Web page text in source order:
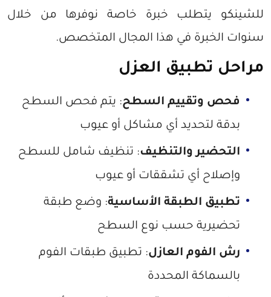
للشينكو يتطلب خبرة خاصة نوفرها من خلال
سنوات الخبرة في هذا المجال المتخصص.
مراحل تطبيق العزل
فحص وتقييم السطح: يتم فحص السطح
بدقة لتحديد أي مشاكل أو عيوب
التحضير والتنظيف: تنظيف شامل للسطح
وإصلاح أي تشققات أو عيوب
تطبيق الطبقة الأساسية: وضع طبقة
تحضيرية حسب نوع السطح
رش الفوم العازل: تطبيق طبقات الفوم
بالسماكة المحددة